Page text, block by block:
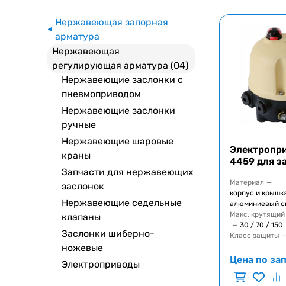
Нержавеющая запорная
арматура
Нержавеющая
регулирующая арматура (04)
Нержавеющие заслонки с
пневмоприводом
Нержавеющие заслонки
ручные
Нержавеющие шаровые
краны
Запчасти для нержавеющих
заслонок
Нержавеющие седельные
клапаны
Заслонки шиберно-
ножевые
Электроприводы
4459 для
Материал —
корпус и
алюминиевый
Макс.
— 30 / 70 / 150
Класс защиты
Цена по